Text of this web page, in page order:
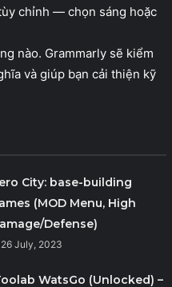
chỉnh — chọn sáng hoặc
nào. Grammarly sẽ kiểm
và giúp bạn cải thiện kỹ
City: base-building
(MOD Menu, High
Defense)
26 July, 2023
WatsGo (Unlocked) –